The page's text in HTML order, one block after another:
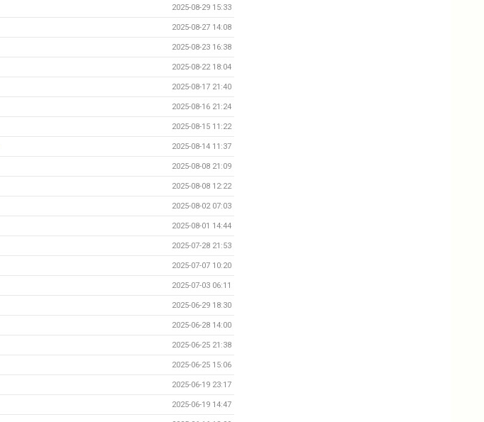
2025-08-29 15:33
2025-08-27 14:08
2025-08-23 16:38
2025-08-22 18:04
2025-08-17 21:40
2025-08-16 21:24
2025-08-15 11:22
2025-08-14 11:37
2025-08-08 21:09
2025-08-08 12:22
2025-08-02 07:03
2025-08-01 14:44
2025-07-28 21:53
2025-07-07 10:20
2025-07-03 06:11
2025-06-29 18:30
2025-06-28 14:00
2025-06-25 21:38
2025-06-25 15:06
2025-06-19 23:17
2025-06-19 14:47